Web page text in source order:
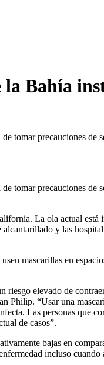
Bahía
tomar precauciones
tomar precauciones
La ola actual
y las
mascarillas en
elevado de
Philip. “Usar una
Las personas que
de casos”.
bajas en
incluso cuando